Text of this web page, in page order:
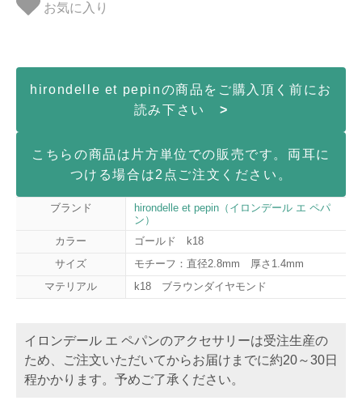
お気に入り
hirondelle et pepinの商品をご購入頂く前にお
読み下さい >
こちらの商品は片方単位での販売です。両耳に
つける場合は2点ご注文ください。
ブランド
hirondelle et pepin（イロンデール エ ペパ
ン）
カラー
ゴールド k18
サイズ
モチーフ：直径2.8mm 厚さ1.4mm
マテリアル
k18 ブラウンダイヤモンド
イロンデール エ ペパンのアクセサリーは受注生産の
ため、ご注文いただいてからお届けまでに約20～30日
程かかります。予めご了承ください。